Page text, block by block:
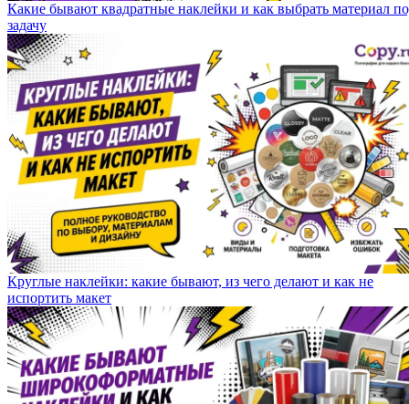
Какие бывают квадратные наклейки и как выбрать материал
задачу
Круглые наклейки: какие бывают, из чего делают и как не
испортить макет